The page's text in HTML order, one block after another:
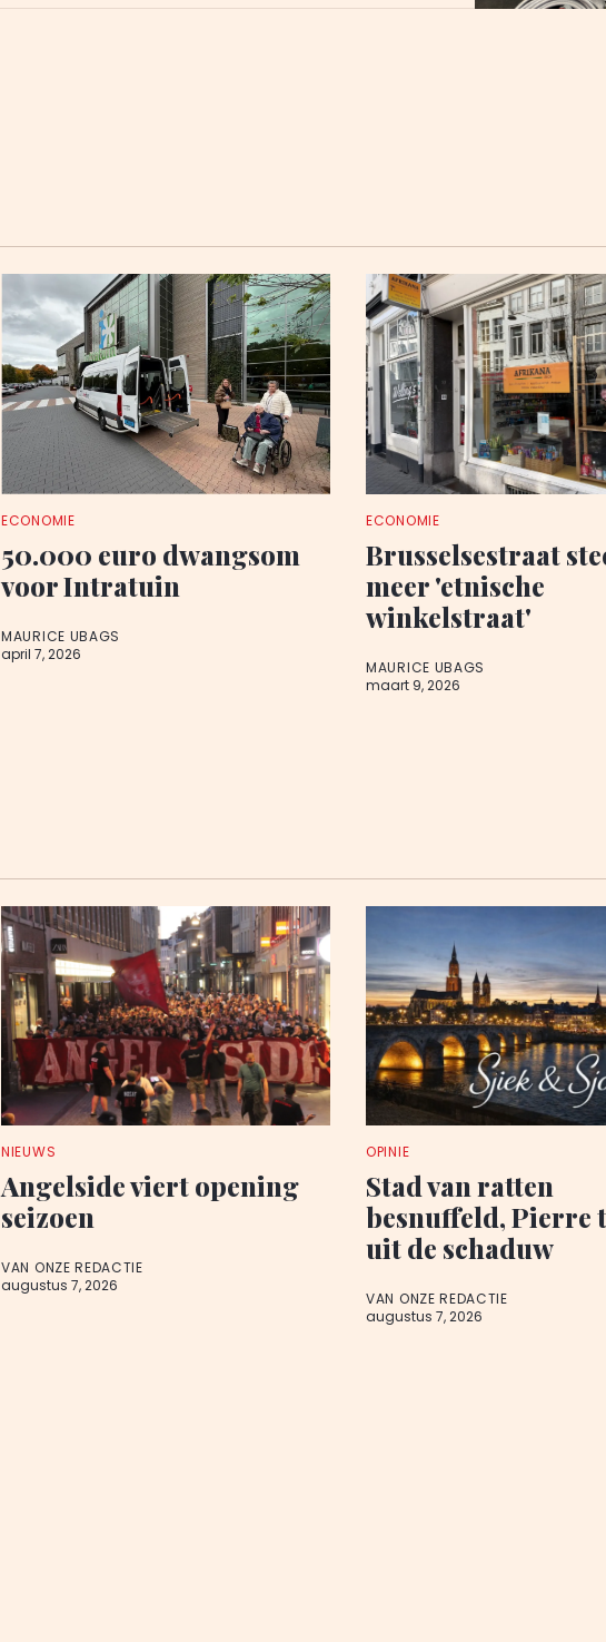
raad: “Wij zijn namelijk op basis van de input van u en
ECONOMIE
50.000 euro dwangsom
voor Intratuin
MAURICE UBAGS
april 7, 2026
ECONOMIE
Brusselsestraat
meer 'etnische
winkelstraat'
MAURICE UBAGS
maart 9, 2026
NIEUWS
Angelside viert opening
seizoen
VAN ONZE REDACTIE
augustus 7, 2026
OPINIE
Stad van ratten
besnuffeld, Pierre
uit de schaduw
VAN ONZE REDACTIE
augustus 7, 2026